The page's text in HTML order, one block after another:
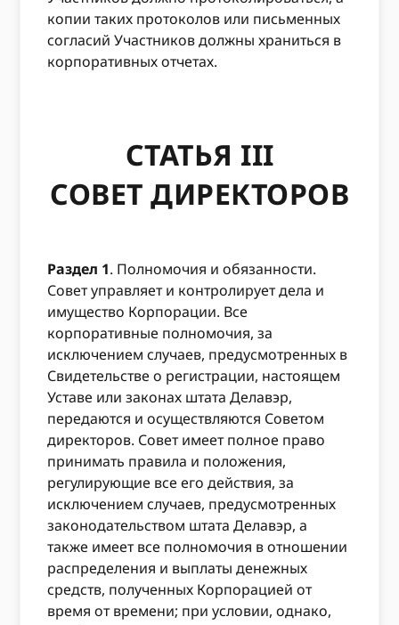
копии таких протоколов или письменных
согласий Участников должны храниться в
корпоративных отчетах.
СТАТЬЯ III
СОВЕТ ДИРЕКТОРОВ
Раздел 1. Полномочия и обязанности.
Совет управляет и контролирует дела и
имущество Корпорации. Все
корпоративные полномочия, за
исключением случаев, предусмотренных в
Свидетельстве о регистрации, настоящем
Уставе или законах штата Делавэр,
передаются и осуществляются Советом
директоров. Совет имеет полное право
принимать правила и положения,
регулирующие все его действия, за
исключением случаев, предусмотренных
законодательством штата Делавэр, а
также имеет все полномочия в отношении
распределения и выплаты денежных
средств, полученных Корпорацией от
время от времени; при условии, однако,